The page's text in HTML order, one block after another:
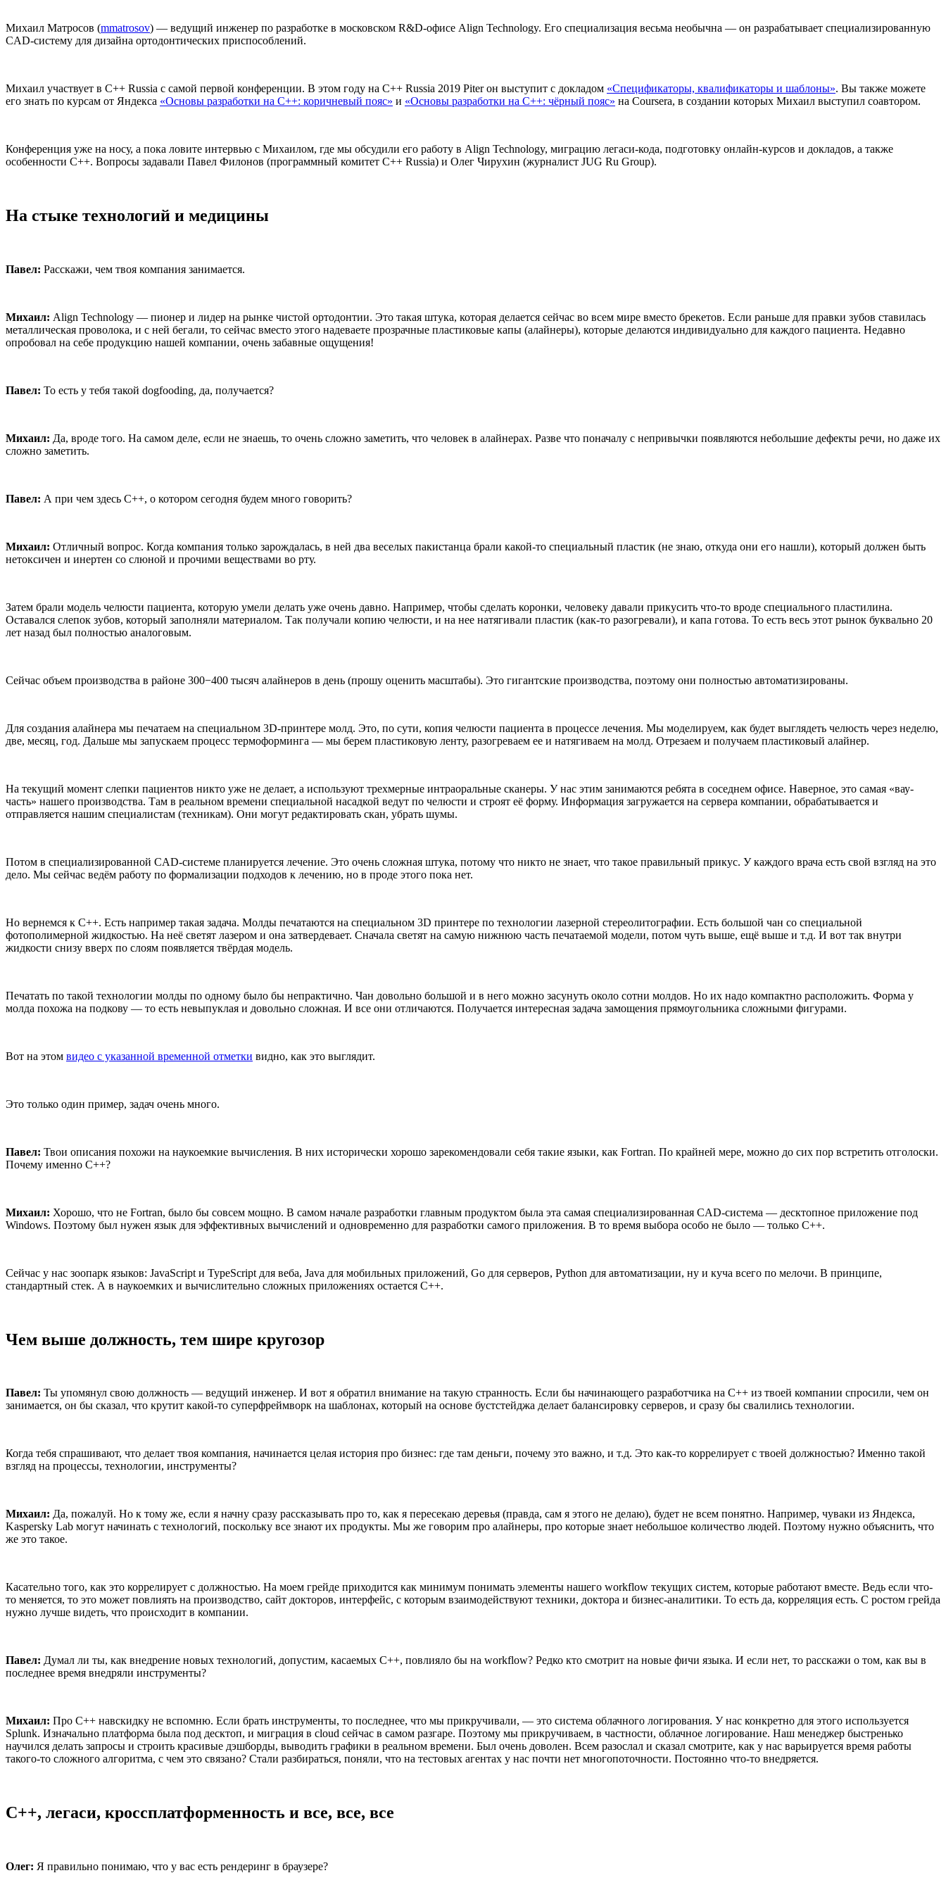
Михаил Матросов (mmatrosov) — ведущий инженер по разработке в московском R&D-офисе Align Technology. Его специализация весьма необычна — он разрабатывает специализированную
CAD-систему для дизайна ортодонтических приспособлений.
Михаил участвует в C++ Russia с самой первой конференции. В этом году на С++ Russia 2019 Piter он выступит с докладом «Спецификаторы, квалификаторы и шаблоны». Вы также можете
его знать по курсам от Яндекса «Основы разработки на С++: коричневый пояс» и «Основы разработки на С++: чёрный пояс» на Coursera, в создании которых Михаил выступил соавтором.
Конференция уже на носу, а пока ловите интервью с Михаилом, где мы обсудили его работу в Align Technology, миграцию легаси-кода, подготовку онлайн-курсов и докладов, а также
особенности C++. Вопросы задавали Павел Филонов (программный комитет C++ Russia) и Олег Чирухин (журналист JUG Ru Group).
На стыке технологий и медицины
Павел: Расскажи, чем твоя компания занимается.
Михаил: Align Technology — пионер и лидер на рынке чистой ортодонтии. Это такая штука, которая делается сейчас во всем мире вместо брекетов. Если раньше для правки зубов ставилась
металлическая проволока, и с ней бегали, то сейчас вместо этого надеваете прозрачные пластиковые капы (алайнеры), которые делаются индивидуально для каждого пациента. Недавно
опробовал на себе продукцию нашей компании, очень забавные ощущения!
Павел: То есть у тебя такой dogfooding, да, получается?
Михаил: Да, вроде того. На самом деле, если не знаешь, то очень сложно заметить, что человек в алайнерах. Разве что поначалу с непривычки появляются небольшие дефекты речи, но даже их
сложно заметить.
Павел: А при чем здесь C++, о котором сегодня будем много говорить?
Михаил: Отличный вопрос. Когда компания только зарождалась, в ней два веселых пакистанца брали какой-то специальный пластик (не знаю, откуда они его нашли), который должен быть
нетоксичен и инертен со слюной и прочими веществами во рту.
Затем брали модель челюсти пациента, которую умели делать уже очень давно. Например, чтобы сделать коронки, человеку давали прикусить что-то вроде специального пластилина.
Оставался слепок зубов, который заполняли материалом. Так получали копию челюсти, и на нее натягивали пластик (как-то разогревали), и капа готова. То есть весь этот рынок буквально 20
лет назад был полностью аналоговым.
Сейчас объем производства в районе 300−400 тысяч алайнеров в день (прошу оценить масштабы). Это гигантские производства, поэтому они полностью автоматизированы.
Для создания алайнера мы печатаем на специальном 3D-принтере молд. Это, по сути, копия челюсти пациента в процессе лечения. Мы моделируем, как будет выглядеть челюсть через неделю,
две, месяц, год. Дальше мы запускаем процесс термоформинга — мы берем пластиковую ленту, разогреваем ее и натягиваем на молд. Отрезаем и получаем пластиковый алайнер.
На текущий момент слепки пациентов никто уже не делает, а используют трехмерные интраоральные сканеры. У нас этим занимаются ребята в соседнем офисе. Наверное, это самая «вау-
часть» нашего производства. Там в реальном времени специальной насадкой ведут по челюсти и строят её форму. Информация загружается на сервера компании, обрабатывается и
отправляется нашим специалистам (техникам). Они могут редактировать скан, убрать шумы.
Потом в специализированной CAD-системе планируется лечение. Это очень сложная штука, потому что никто не знает, что такое правильный прикус. У каждого врача есть свой взгляд на это
дело. Мы сейчас ведём работу по формализации подходов к лечению, но в проде этого пока нет.
Но вернемся к C++. Есть например такая задача. Молды печатаются на специальном 3D принтере по технологии лазерной стереолитографии. Есть большой чан со специальной
фотополимерной жидкостью. На неё светят лазером и она затвердевает. Сначала светят на самую нижнюю часть печатаемой модели, потом чуть выше, ещё выше и т.д. И вот так внутри
жидкости снизу вверх по слоям появляется твёрдая модель.
Печатать по такой технологии молды по одному было бы непрактично. Чан довольно большой и в него можно засунуть около сотни молдов. Но их надо компактно расположить. Форма у
молда похожа на подкову — то есть невыпуклая и довольно сложная. И все они отличаются. Получается интересная задача замощения прямоугольника сложными фигурами.
Вот на этом видео с указанной временной отметки видно, как это выглядит.
Это только один пример, задач очень много.
Павел: Твои описания похожи на наукоемкие вычисления. В них исторически хорошо зарекомендовали себя такие языки, как Fortran. По крайней мере, можно до сих пор встретить отголоски.
Почему именно C++?
Михаил: Хорошо, что не Fortran, было бы совсем мощно. В самом начале разработки главным продуктом была эта самая специализированная CAD-система — десктопное приложение под
Windows. Поэтому был нужен язык для эффективных вычислений и одновременно для разработки самого приложения. В то время выбора особо не было — только C++.
Сейчас у нас зоопарк языков: JavaScript и TypeScript для веба, Java для мобильных приложений, Go для серверов, Python для автоматизации, ну и куча всего по мелочи. В принципе,
стандартный стек. А в наукоемких и вычислительно сложных приложениях остается C++.
Чем выше должность, тем шире кругозор
Павел: Ты упомянул свою должность — ведущий инженер. И вот я обратил внимание на такую странность. Если бы начинающего разработчика на C++ из твоей компании спросили, чем он
занимается, он бы сказал, что крутит какой-то суперфреймворк на шаблонах, который на основе бустстейджа делает балансировку серверов, и сразу бы свалились технологии.
Когда тебя спрашивают, что делает твоя компания, начинается целая история про бизнес: где там деньги, почему это важно, и т.д. Это как-то коррелирует с твоей должностью? Именно такой
взгляд на процессы, технологии, инструменты?
Михаил: Да, пожалуй. Но к тому же, если я начну сразу рассказывать про то, как я пересекаю деревья (правда, сам я этого не делаю), будет не всем понятно. Например, чуваки из Яндекса,
Kaspersky Lab могут начинать с технологий, поскольку все знают их продукты. Мы же говорим про алайнеры, про которые знает небольшое количество людей. Поэтому нужно объяснить, что
же это такое.
Касательно того, как это коррелирует с должностью. На моем грейде приходится как минимум понимать элементы нашего workflow текущих систем, которые работают вместе. Ведь если что-
то меняется, то это может повлиять на производство, сайт докторов, интерфейс, с которым взаимодействуют техники, доктора и бизнес-аналитики. То есть да, корреляция есть. С ростом грейда
нужно лучше видеть, что происходит в компании.
Павел: Думал ли ты, как внедрение новых технологий, допустим, касаемых C++, повлияло бы на workflow? Редко кто смотрит на новые фичи языка. И если нет, то расскажи о том, как вы в
последнее время внедряли инструменты?
Михаил: Про C++ навскидку не вспомню. Если брать инструменты, то последнее, что мы прикручивали, — это система облачного логирования. У нас конкретно для этого используется
Splunk. Изначально платформа была под десктоп, и миграция в cloud сейчас в самом разгаре. Поэтому мы прикручиваем, в частности, облачное логирование. Наш менеджер быстренько
научился делать запросы и строить красивые дэшборды, выводить графики в реальном времени. Был очень доволен. Всем разослал и сказал смотрите, как у нас варьируется время работы
такого-то сложного алгоритма, с чем это связано? Стали разбираться, поняли, что на тестовых агентах у нас почти нет многопоточности. Постоянно что-то внедряется.
С++, легаси, кроссплатформенность и все, все, все
Олег: Я правильно понимаю, что у вас есть рендеринг в браузере?